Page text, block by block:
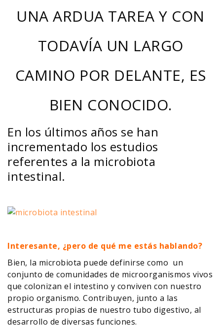
UNA ARDUA TAREA Y CON
TODAVÍA UN LARGO
CAMINO POR DELANTE, ES
BIEN CONOCIDO.
En los últimos años se han
incrementado los estudios
referentes a la microbiota
intestinal.
Interesante, ¿pero de qué me estás hablando?
Bien, la microbiota puede definirse como un
conjunto de comunidades de microorganismos vivos
que colonizan el intestino y conviven con nuestro
propio organismo. Contribuyen, junto a las
estructuras propias de nuestro tubo digestivo, al
desarrollo de diversas funciones.